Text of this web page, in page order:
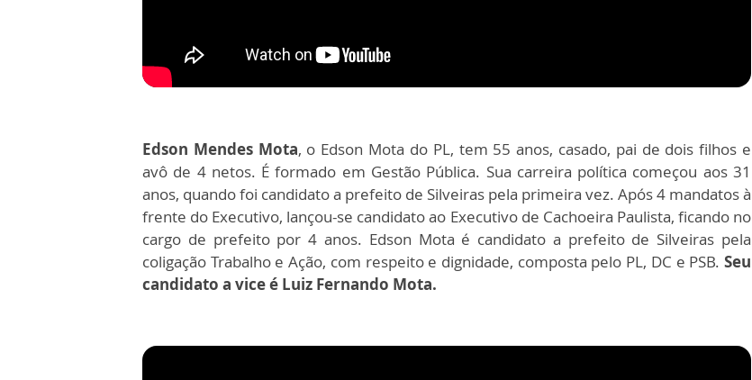
Edson Mendes Mota, o Edson Mota do PL, tem 55 anos, casado, pai de dois filhos e
avô de 4 netos. É formado em Gestão Pública. Sua carreira política começou aos 31
anos, quando foi candidato a prefeito de Silveiras pela primeira vez. Após 4 mandatos à
frente do Executivo, lançou-se candidato ao Executivo de Cachoeira Paulista, ficando no
cargo de prefeito por 4 anos. Edson Mota é candidato a prefeito de Silveiras pela
coligação Trabalho e Ação, com respeito e dignidade, composta pelo PL, DC e PSB. Seu
candidato a vice é Luiz Fernando Mota.